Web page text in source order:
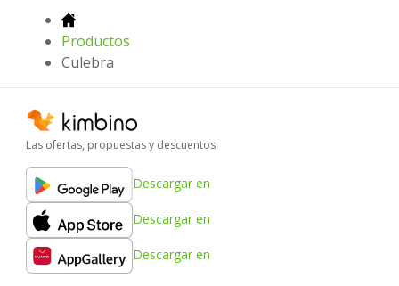
Productos
Culebra
Las ofertas, propuestas y descuentos
Descargar en
Descargar en
Descargar en